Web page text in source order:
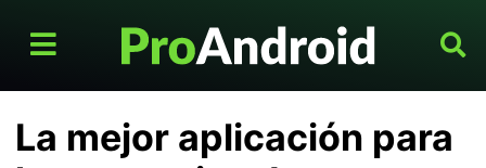
La mejor aplicación para